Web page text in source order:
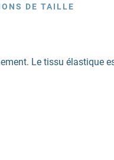
DE TAILLE
Le tissu